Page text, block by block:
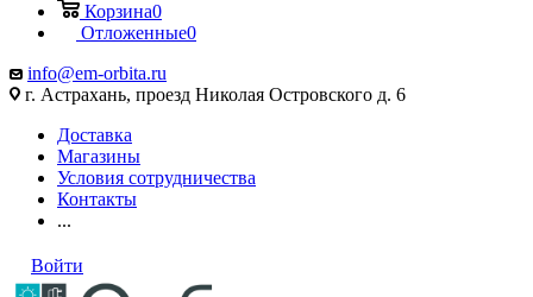
Корзина0
Отложенные0
info@em-orbita.ru
г. Астрахань, проезд Николая Островского д. 6
Доставка
Магазины
Условия сотрудничества
Контакты
...
Войти